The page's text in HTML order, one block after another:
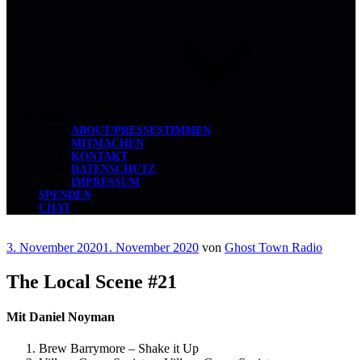
ABOUT/PRESSESTIMMEN
MITMACHEN
KONTAKT
DATENSCHUTZ
IMPRESSUM
SPENDEN
CHAT
Veröffentlicht
3. November 20201. November 2020 von Ghost Town Radio
The Local Scene #21
Mit Daniel Noyman
Brew Barrymore – Shake it Up